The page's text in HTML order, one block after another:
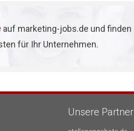
auf marketing-jobs.de und finden
für Ihr Unternehmen.
Unsere Partner